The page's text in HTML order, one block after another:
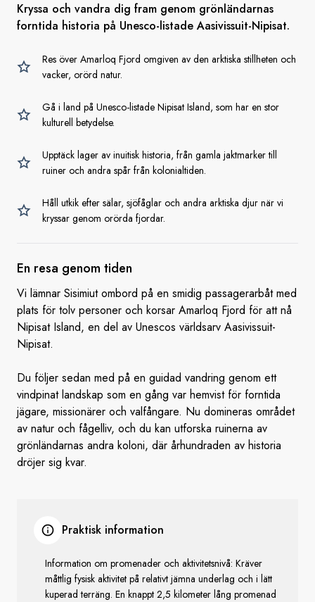
Kryssa och vandra dig fram genom grönländarnas
forntida historia på Unesco-listade Aasivissuit-Nipisat.
Res över Amarloq Fjord omgiven av den arktiska stillheten och
vacker, orörd natur.
Gå i land på Unesco-listade Nipisat Island, som har en stor
kulturell betydelse.
Upptäck lager av inuitisk historia, från gamla jaktmarker till
ruiner och andra spår från kolonialtiden.
Håll utkik efter sälar, sjöfåglar och andra arktiska djur när vi
kryssar genom orörda fjordar.
En resa genom tiden
Vi lämnar Sisimiut ombord på en smidig passagerarbåt med
plats för tolv personer och korsar Amarloq Fjord för att nå
Nipisat Island, en del av Unescos världsarv Aasivissuit-
Nipisat.
Du följer sedan med på en guidad vandring genom ett
vindpinat landskap som en gång var hemvist för forntida
jägare, missionärer och valfångare. Nu domineras området
av natur och fågelliv, och du kan utforska ruinerna av
grönländarnas andra koloni, där århundraden av historia
dröjer sig kvar.
Praktisk information
Information om promenader och aktivitetsnivå: Kräver
måttlig fysisk aktivitet på relativt jämna underlag och i lätt
kuperad terräng. En knappt 2,5 kilometer lång promenad